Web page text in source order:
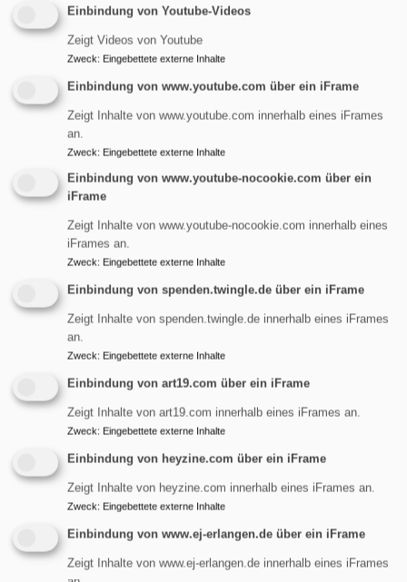
St. Maria Magdalena - Tennenlohe
evangelisch in Tennenlohe und im World Wide Web
Hauptnavigation
Startseite Kindergottesdienst
Kindergottesdienst
Kindergottesdienst - Über
uns
Evangelische Kirchengemeinde St. Maria Magdalena
in Erlangen-Tennenlohe. Kinder- und
Familiengottesdienste
Einbindung von Youtube-Videos
Zeigt Videos von Youtube
Zweck: Eingebettete externe Inhalte
Einbindung von www.youtube.com über ein iFrame
Zeigt Inhalte von www.youtube.com innerhalb eines iFrames
an.
Zweck: Eingebettete externe Inhalte
Einbindung von www.youtube-nocookie.com über ein
iFrame
Zeigt Inhalte von www.youtube-nocookie.com innerhalb eines
iFrames an.
Zweck: Eingebettete externe Inhalte
Einbindung von spenden.twingle.de über ein iFrame
Zeigt Inhalte von spenden.twingle.de innerhalb eines iFrames
an.
Zweck: Eingebettete externe Inhalte
Einbindung von art19.com über ein iFrame
Zeigt Inhalte von art19.com innerhalb eines iFrames an.
Zweck: Eingebettete externe Inhalte
Einbindung von heyzine.com über ein iFrame
Zeigt Inhalte von heyzine.com innerhalb eines iFrames an.
Zweck: Eingebettete externe Inhalte
Einbindung von www.ej-erlangen.de über ein iFrame
Zeigt Inhalte von www.ej-erlangen.de innerhalb eines iFrames